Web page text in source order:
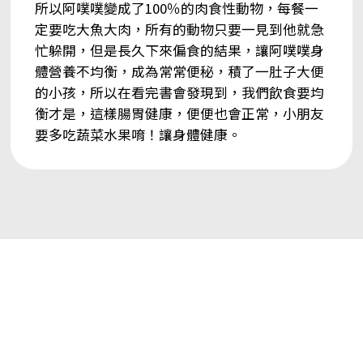
所以阿噗噗變成了100％的肉食性動物，每餐一
定要吃大魚大肉，所有的動物只要一見到他就急
忙躲開，但是長久下來偏食的結果，讓阿噗噗身
體營養不均衡，成為常常便秘，積了一肚子大便
的小孩，所以在看完書會發現到，我們飲食要均
衡才是，這樣腸胃健康，便便也會正常，小朋友
要多吃蔬菜水果唷！讓身體健康。